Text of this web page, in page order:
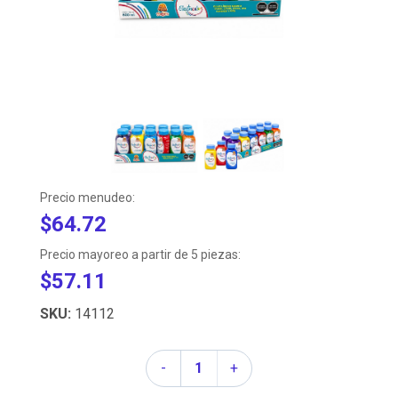
Precio menudeo:
$64.72
Precio mayoreo a partir de 5 piezas:
$57.11
SKU: 14112
-
Cantidad +